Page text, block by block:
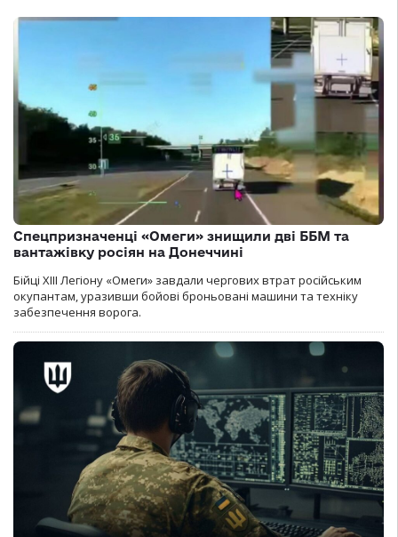
Спецпризначенці «Омеги» знищили дві ББМ та
вантажівку росіян на Донеччині
Бійці ХІІІ Легіону «Омеги» завдали чергових втрат російським
окупантам, уразивши бойові броньовані машини та техніку
забезпечення ворога.